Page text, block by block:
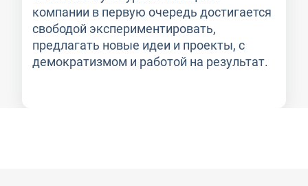
компании в первую очередь достигается
свободой экспериментировать,
предлагать новые идеи и проекты, с
демократизмом и работой на результат.